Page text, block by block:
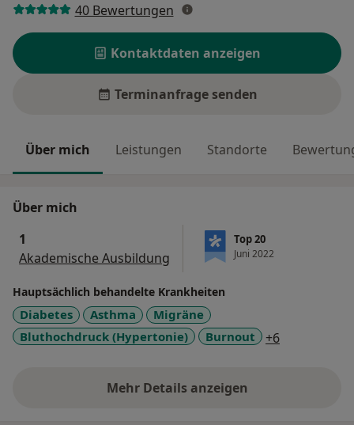
40 Bewertungen
Kontaktdaten anzeigen
Terminanfrage senden
Über mich Leistungen Standorte
Über mich
1
Akademische Ausbildung
Top 20
Juni 2022
Hauptsächlich behandelte Krankheiten
Diabetes Asthma
Migräne
Bluthochdruck (Hypertonie)
Burnout +6
Mehr Details anzeigen
über Erfahrungen